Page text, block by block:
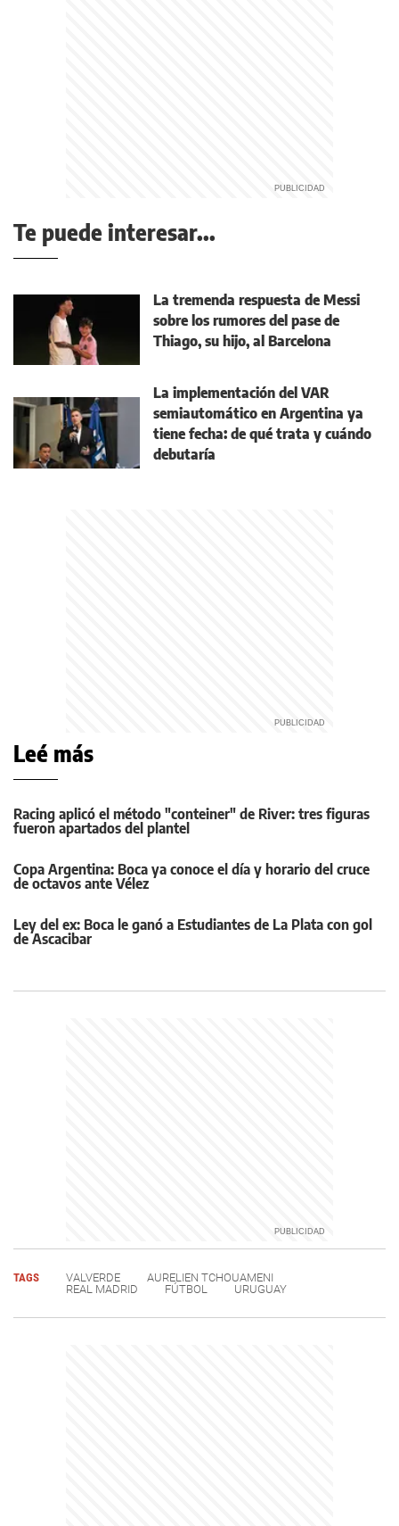
Te puede interesar...
La tremenda respuesta de Messi
sobre los rumores del pase de
Thiago, su hijo, al Barcelona
La implementación del VAR
semiautomático en Argentina ya
tiene fecha: de qué trata y cuándo
debutaría
Leé más
Racing aplicó el método "conteiner" de River: tres figuras
fueron apartados del plantel
Copa Argentina: Boca ya conoce el día y horario del cruce
de octavos ante Vélez
Ley del ex: Boca le ganó a Estudiantes de La Plata con gol
de Ascacibar
TAGS VALVERDE
AURELIEN TCHOUAMENI
REAL MADRID
FÚTBOL URUGUAY